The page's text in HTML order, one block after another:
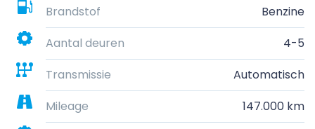
Brandstof
Benzine
Aantal deuren
4-5
Transmissie
Automatisch
Mileage
147.000 km